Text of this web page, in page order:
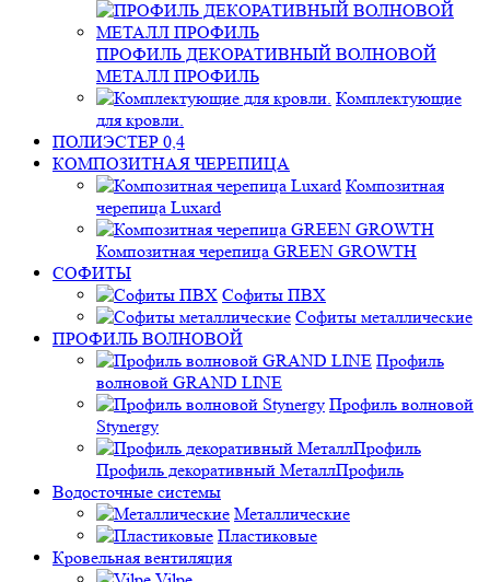
ПРОФИЛЬ ДЕКОРАТИВНЫЙ ВОЛНОВОЙ
МЕТАЛЛ ПРОФИЛЬ
Комплектующие
для кровли.
ПОЛИЭСТЕР 0,4
КОМПОЗИТНАЯ ЧЕРЕПИЦА
Композитная
черепица Luxard
Композитная черепица GREEN GROWTH
СОФИТЫ
Софиты ПВХ
Софиты металлические
ПРОФИЛЬ ВОЛНОВОЙ
Профиль
волновой GRAND LINE
Профиль волновой
Stynergy
Профиль декоративный МеталлПрофиль
Водосточные системы
Металлические
Пластиковые
Кровельная вентиляция